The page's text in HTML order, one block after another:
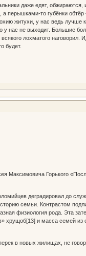
даже едят,
перышками-то губёнки
житухи, у нас ведь
у нас не выходит. Большие
лохматого наговорил.
будет.
Максимовича Горького
деградировал до
семьи. Контрастом
физиология рода. Эта
хрущоб[13] и масса семей из
в новых жилищах, не